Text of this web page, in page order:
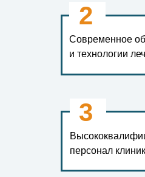
2
3
Современное
и технологии
персонал